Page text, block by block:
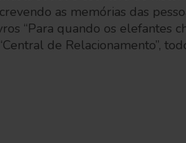
as memórias das
“Para quando os elefantes
de Relacionamento”,